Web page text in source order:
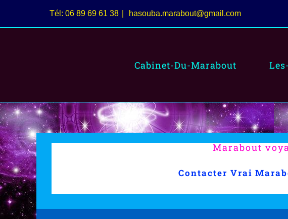
au
Tél: 06 89 69 61 38 hasouba.marabout@gmail.com
Cabinet-Du-Marabout
Marabout
Contacter Vrai